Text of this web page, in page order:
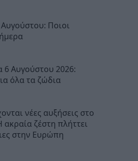
Ποιοι
6 Αυγούστου 2026:
όλα τα ζώδια
νέες αυξήσεις στο
ακραία ζέστη πλήττει
στην Ευρώπη